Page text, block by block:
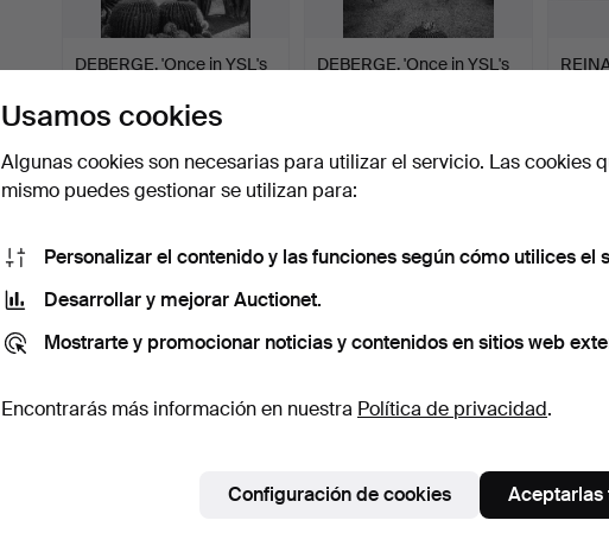
DEBERGE. 'Once in YSL's
Subastado 4 may 2022
548 USD
DEBERGE. 'Once in YSL's
548 USD 172
Subastado 1 feb 2022
Usamos cookies
Algunas cookies son necesarias para utilizar el servicio. Las cookies
mismo puedes gestionar se utilizan para:
Personalizar el contenido y las funciones según cómo utilices el
Desarrollar y mejorar Auctionet.
Mostrarte y promocionar noticias y contenidos en sitios web
Encontrarás más información en nuestra Política de privacidad.
Configuración de cookies Aceptarlas